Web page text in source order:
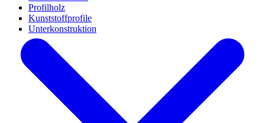
Profilholz
Kunststoffprofile
Unterkonstruktion